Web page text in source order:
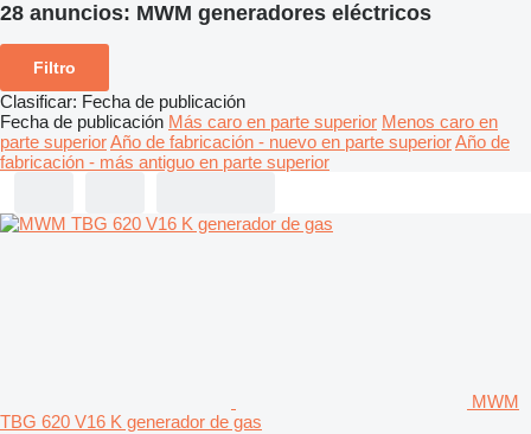
28 anuncios: MWM generadores eléctricos
Filtro
Clasificar: Fecha de publicación
Fecha de publicación Más caro en parte superior Menos caro en
parte superiorAño de fabricación - nuevo en parte superiorAño de
fabricación - más antiguo en parte superior
MWM
TBG 620 V16 K generador de gas